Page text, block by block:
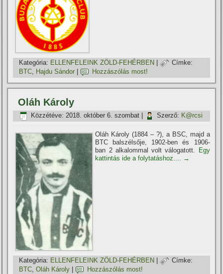
Kategória: ELLENFELEINK ZÖLD-FEHÉRBEN |
Címke:
BTC, Hajdu Sándor Hozzászólás most!
Oláh Károly
Közzétéve: 2018. október 6. szombat Szerző: K@rcsi
Oláh Károly (1884 – ?), a BSC, majd a
BTC balszélsője, 1902-ben és 1906-
ban 2 alkalommal volt válogatott. Egy
kattintás ide a folytatáshoz....
→
Kategória: ELLENFELEINK ZÖLD-FEHÉRBEN |
Címke:
BTC,Oláh Károly Hozzászólás most!